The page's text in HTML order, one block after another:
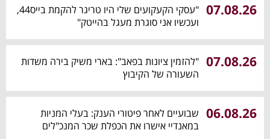
07.08.26
"עסקי הקעקועים שלי היו טריגר להקמת בייס44,
ועכשיו אני סוגרת מעגל בהייטק"
07.08.26 "להזמין ציונות בפאב": בארי משיק בירה משדות
השעורה של הקיבוץ
06.08.26 שבועיים לאחר פיטורי הענק: בעלי המניות
במאנדיי אישרו את הכפלת שכר המנכ"לים